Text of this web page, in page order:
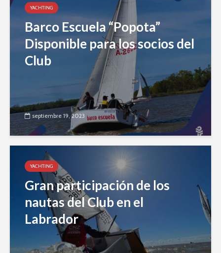
YACHTING
Barco Escuela “Popota”
Disponible para los socios del
Club
septiembre 19, 2023
YACHTING
Gran participación de los
nautas del Club en el
Labrador